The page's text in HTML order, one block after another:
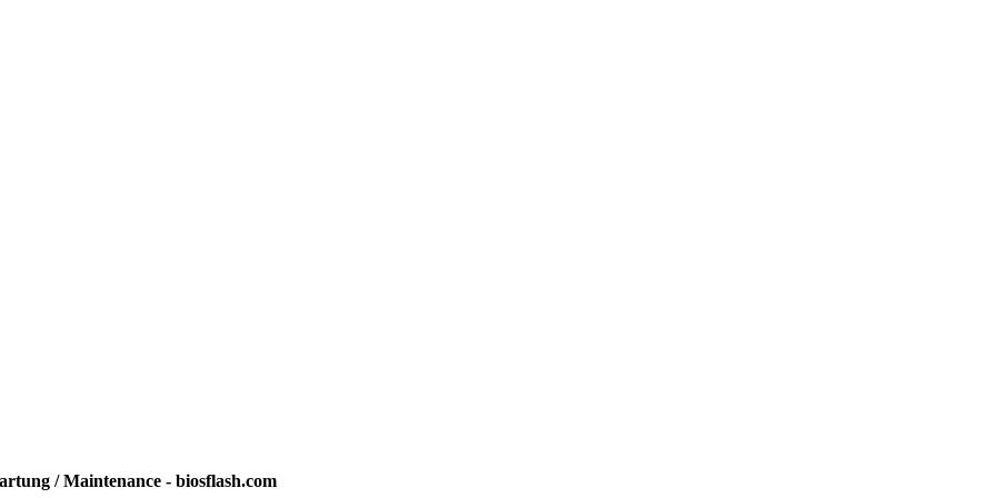
/ Maintenance - biosflash.com